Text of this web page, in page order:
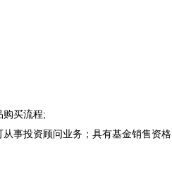
购买流程;
事投资顾问业务；具有基金销售资格